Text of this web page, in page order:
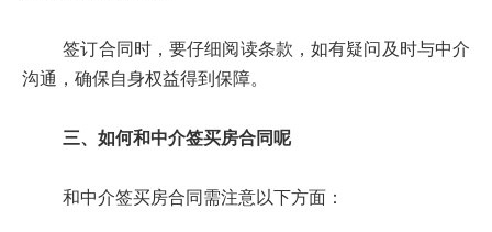
签订合同时，要仔细阅读条款，如有疑问及时与中介
沟通，确保自身权益得到保障。
三、如何和中介签买房合同呢
和中介签买房合同需注意以下方面：